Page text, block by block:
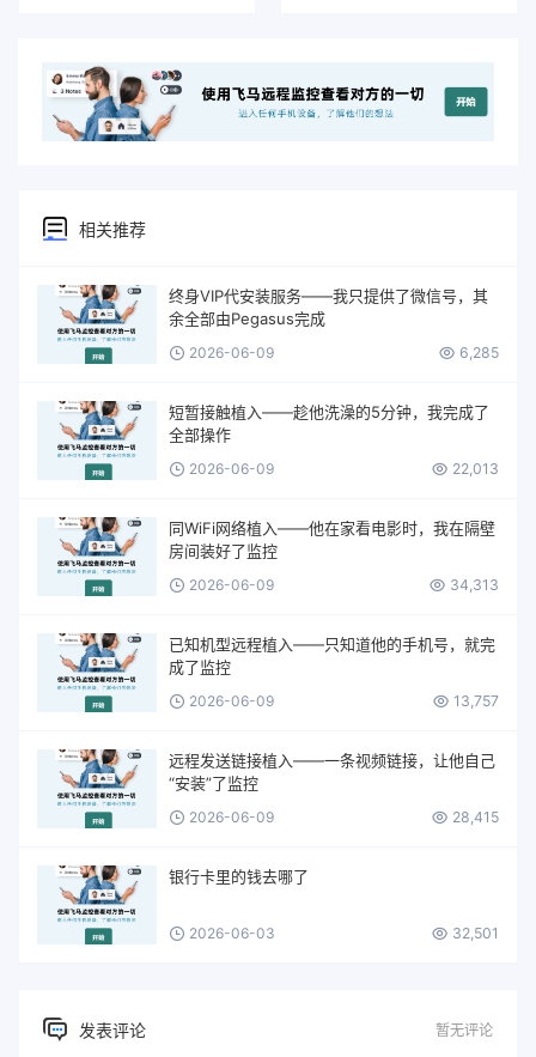
相关推荐
终身VIP代安装服务——我只提供了微信号，其
余全部由Pegasus完成
2026-06-09 6,285
短暂接触植入——趁他洗澡的5分钟，我完成了
全部操作
2026-06-09 22,013
同WiFi网络植入——他在家看电影时，我在隔壁
房间装好了监控
2026-06-09 34,313
已知机型远程植入——只知道他的手机号，就完
成了监控
2026-06-09 13,757
远程发送链接植入——一条视频链接，让他自己
“安装”了监控
2026-06-09 28,415
银行卡里的钱去哪了
2026-06-03 32,501
发表评论 暂无评论